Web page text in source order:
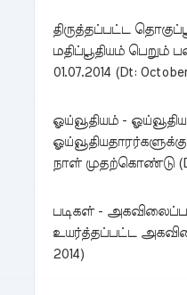
திருத்தப்பட்ட
மதிப்பூதியம் பெறும்
01.07.2014 (Dt:
ஓய்வூதியம் -
நாள் முதற்கொண்டு
படிகள் -
உயர்த்தப்பட்ட
2014)